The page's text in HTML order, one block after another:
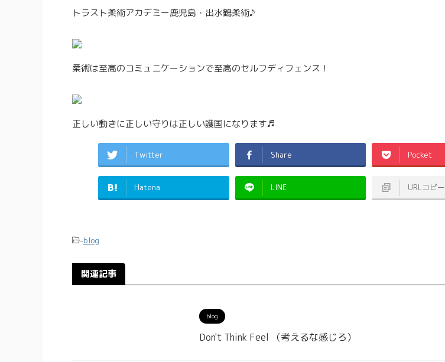
トラスト柔術アカデミー鹿児島・出水鶴柔術♪
柔術は至高のコミュニケーションで至高のセルフディフェンス！
正しい動きに正しい守りは正しい護国になります♬
Twitter Share Pocket
Hatena LINE URLコピー
-blog
関連記事
blog
Don't Think Feel （考えるな感じろ）